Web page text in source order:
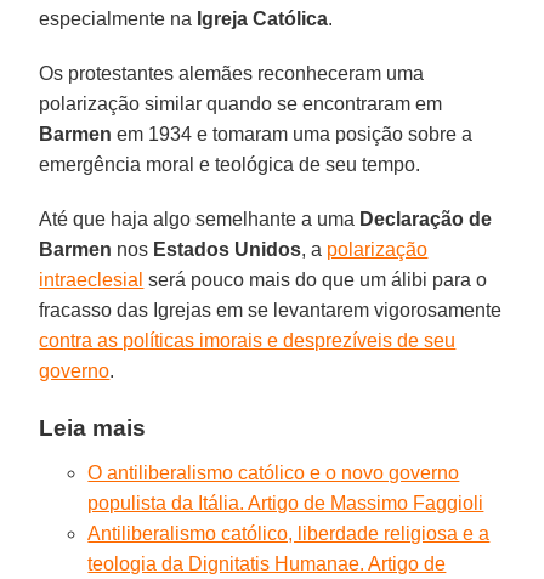
especialmente na Igreja Católica.
Os protestantes alemães reconheceram uma
polarização similar quando se encontraram em
Barmen em 1934 e tomaram uma posição sobre a
emergência moral e teológica de seu tempo.
Até que haja algo semelhante a uma Declaração de
Barmen nos Estados Unidos, a polarização
intraeclesial será pouco mais do que um álibi para o
fracasso das Igrejas em se levantarem vigorosamente
contra as políticas imorais e desprezíveis de seu
governo.
Leia mais
O antiliberalismo católico e o novo governo
populista da Itália. Artigo de Massimo Faggioli
Antiliberalismo católico, liberdade religiosa e a
teologia da Dignitatis Humanae. Artigo de